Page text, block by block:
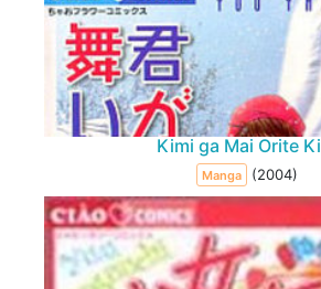
Kimi ga Mai Orite
Manga (2004)